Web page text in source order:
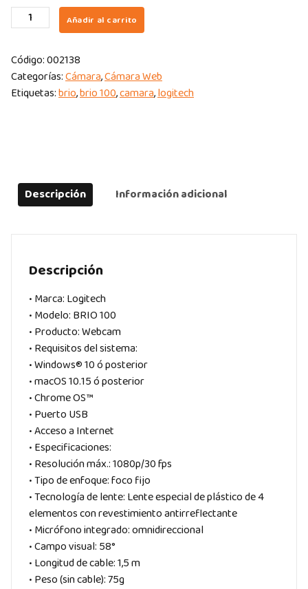
CAMARA
WEBCAM
BRIO
100
FULL
Añadir al carrito
Código:002138
Categorías:Cámara,Cámara Web
Etiquetas:brio,brio 100,camara,logitech
Descripción Información adicional
Descripción
• Marca: Logitech
• Modelo: BRIO 100
• Producto: Webcam
• Requisitos del sistema:
• Windows® 10 ó posterior
• macOS 10.15 ó posterior
• Chrome OS™
• Puerto USB
• Acceso a Internet
• Especificaciones:
• Resolución máx.: 1080p/30 fps
• Tipo de enfoque: foco fijo
• Tecnología de lente: Lente especial de plástico de 4
elementos con revestimiento antirreflectante
• Micrófono integrado: omnidireccional
• Campo visual: 58°
• Longitud de cable: 1,5 m
• Peso (sin cable): 75g